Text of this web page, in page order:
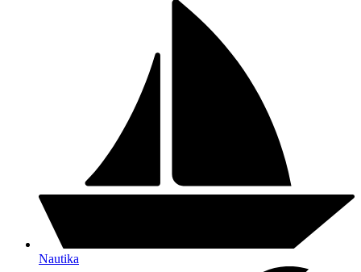
Nautika